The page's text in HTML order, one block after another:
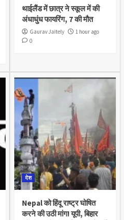
थाईलैंड में छात्र ने स्कूल में की
अंधाधुंध फायरिंग, 7 की मौत
Gaurav Jaitely
1 hour ago
0
देश
Nepal को हिंदू राष्ट्र घोषित
करने की उठी मांग! यूपी, बिहार